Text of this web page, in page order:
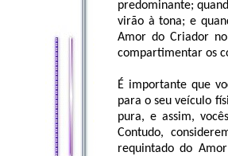
predominante;
virão à tona; e
Amor do Criador
compartimentar os
É importante que
para o seu veículo
pura, e assim,
Contudo,
requintado do